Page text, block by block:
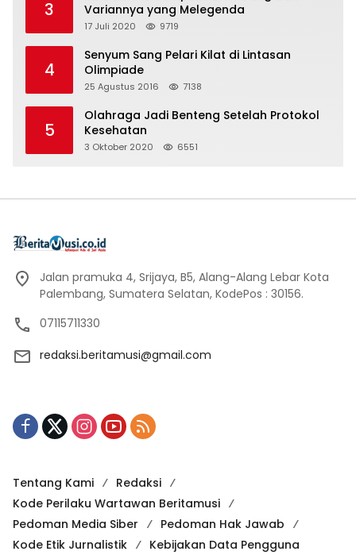
3
Variannya yang Melegenda
17 Juli 2020 9719
4
Senyum Sang Pelari Kilat di Lintasan
Olimpiade
25 Agustus 2016 7138
5
Olahraga Jadi Benteng Setelah Protokol
Kesehatan
3 Oktober 2020 6551
Jalan pramuka 4, Srijaya, B5, Alang-Alang Lebar Kota
Palembang, Sumatera Selatan, KodePos : 30156.
07115711330
redaksi.beritamusi@gmail.com
Tentang Kami
Redaksi
Kode Perilaku Wartawan Beritamusi
Pedoman Media Siber
Pedoman Hak Jawab
Kode Etik Jurnalistik
Kebijakan Data Pengguna